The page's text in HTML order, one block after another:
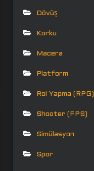
Dövüş
Korku
Macera
Platform
Rol Yapma (RPG)
Shooter (FPS)
Simülasyon
Spor